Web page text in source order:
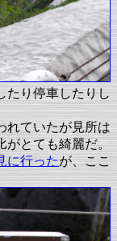
たり停車したりし
れていたが見所は
とても綺麗だ。
に行ったが、ここ